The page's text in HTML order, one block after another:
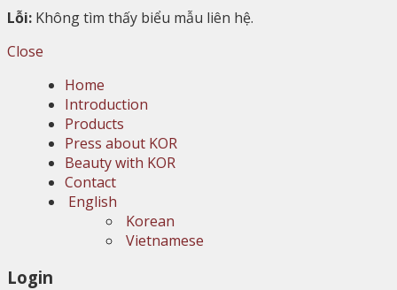
Lỗi: Không tìm thấy biểu mẫu liên hệ.
Close
Home
Introduction
Products
Press about KOR
Beauty with KOR
Contact
English
Korean
Vietnamese
Login